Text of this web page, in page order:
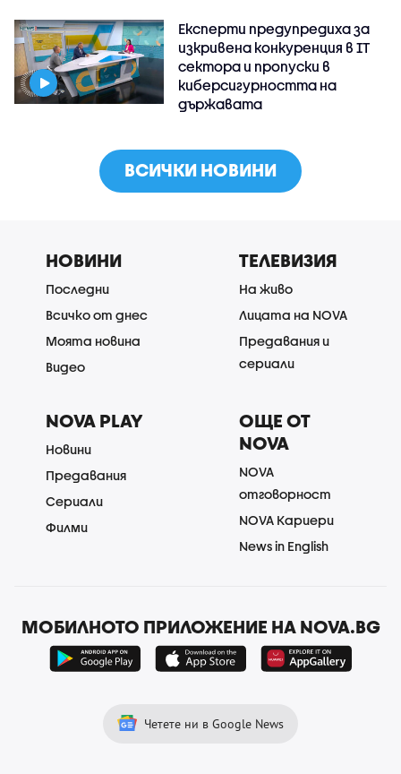
Експерти предупредиха за
изкривена конкуренция в IT
сектора и пропуски в
киберсигурността на
държавата
ВСИЧКИ НОВИНИ
НОВИНИ
Последни
Всичко от днес
Моята новина
Видео
ТЕЛЕВИЗИЯ
На живо
Лицата на NOVA
Предавания и
сериали
NOVA PLAY
Новини
Предавания
Сериали
Филми
ОЩЕ ОТ
NOVA
NOVA
отговорност
NOVA Кариери
News in English
МОБИЛНОТО ПРИЛОЖЕНИЕ НА NOVA.BG
Четете ни в Google News